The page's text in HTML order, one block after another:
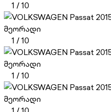
1 /10
მეორადი
1 /10
მეორადი
1 /10
მეორადი